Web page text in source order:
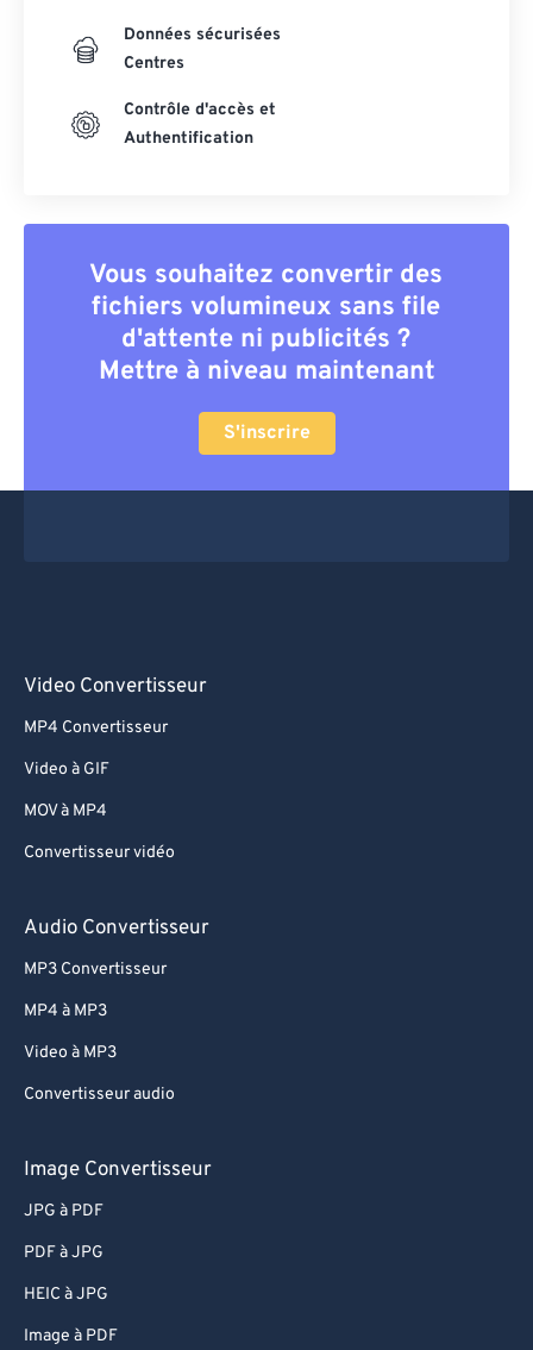
Données sécurisées
Centres
Contrôle d'accès et
Authentification
Vous souhaitez convertir des
fichiers volumineux sans file
d'attente ni publicités ?
Mettre à niveau maintenant
S'inscrire
Video Convertisseur
MP4 Convertisseur
Video à GIF
MOV à MP4
Convertisseur vidéo
Audio Convertisseur
MP3 Convertisseur
MP4 à MP3
Video à MP3
Convertisseur audio
Image Convertisseur
JPG à PDF
PDF à JPG
HEIC à JPG
Image à PDF